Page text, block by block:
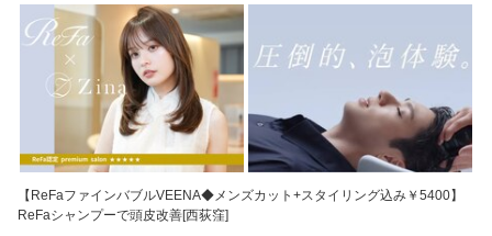
【ReFaファインバブルVEENA◆メンズカット+スタイリング込み￥5400】
ReFaシャンプーで頭皮改善[西荻窪]